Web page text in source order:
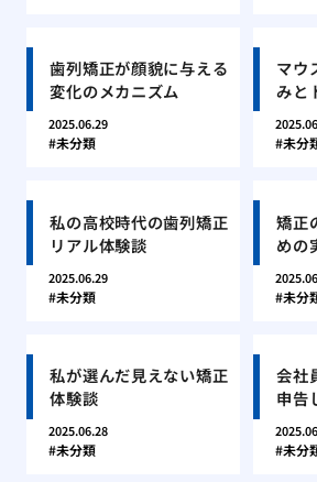
歯列矯正が顔貌に与える
変化のメカニズム
2025.06.29
未分類
マウ
みと
未分
私の高校時代の歯列矯正
リアル体験談
2025.06.29
未分類
矯正
めの
未分
私が選んだ見えない矯正
体験談
2025.06.28
未分類
会社
申告
未分